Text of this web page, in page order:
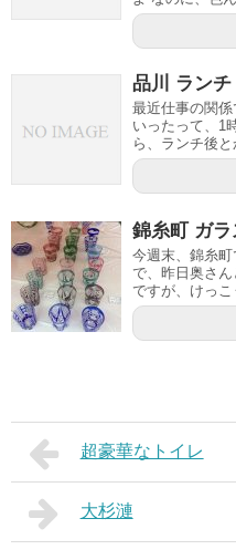
品川 ランチ
最近仕事の関
いったって、1
ら、ランチ後
錦糸町 ガラ
今週末、錦糸
で、昨日奥さ
ですが、けっ
超豪華なトイレ
大杉漣